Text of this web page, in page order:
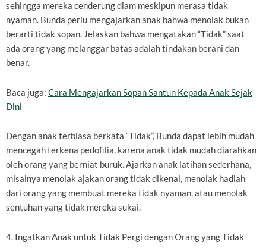
sehingga mereka cenderung diam meskipun merasa tidak
nyaman. Bunda perlu mengajarkan anak bahwa menolak bukan
berarti tidak sopan. Jelaskan bahwa mengatakan “Tidak” saat
ada orang yang melanggar batas adalah tindakan berani dan
benar.
Baca juga: Cara Mengajarkan Sopan Santun Kepada Anak Sejak
Dini
Dengan anak terbiasa berkata “Tidak”, Bunda dapat lebih mudah
mencegah terkena pedofilia, karena anak tidak mudah diarahkan
oleh orang yang berniat buruk. Ajarkan anak latihan sederhana,
misalnya menolak ajakan orang tidak dikenal, menolak hadiah
dari orang yang membuat mereka tidak nyaman, atau menolak
sentuhan yang tidak mereka sukai.
4. Ingatkan Anak untuk Tidak Pergi dengan Orang yang Tidak